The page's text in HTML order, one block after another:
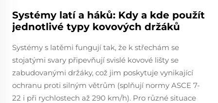
Systémy latí a háků: Kdy a kde použít
jednotlivé typy kovových držáků
Systémy s latěmi fungují tak, že k střechám se
stojatými svary připevňují svislé kovové lišty se
zabudovanými držáky, což jim poskytuje vynikající
ochranu proti silným větrům (splňují normy ASCE 7-
22 i při rychlostech až 290 km/h). Pro různé situace